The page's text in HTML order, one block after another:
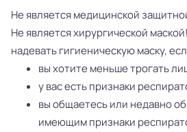
Не является медицинской
Не является хирургической
надевать гигиеническую маску,
вы хотите меньше трогать
у вас есть признаки
вы общаетесь или недавно
имеющим признаки